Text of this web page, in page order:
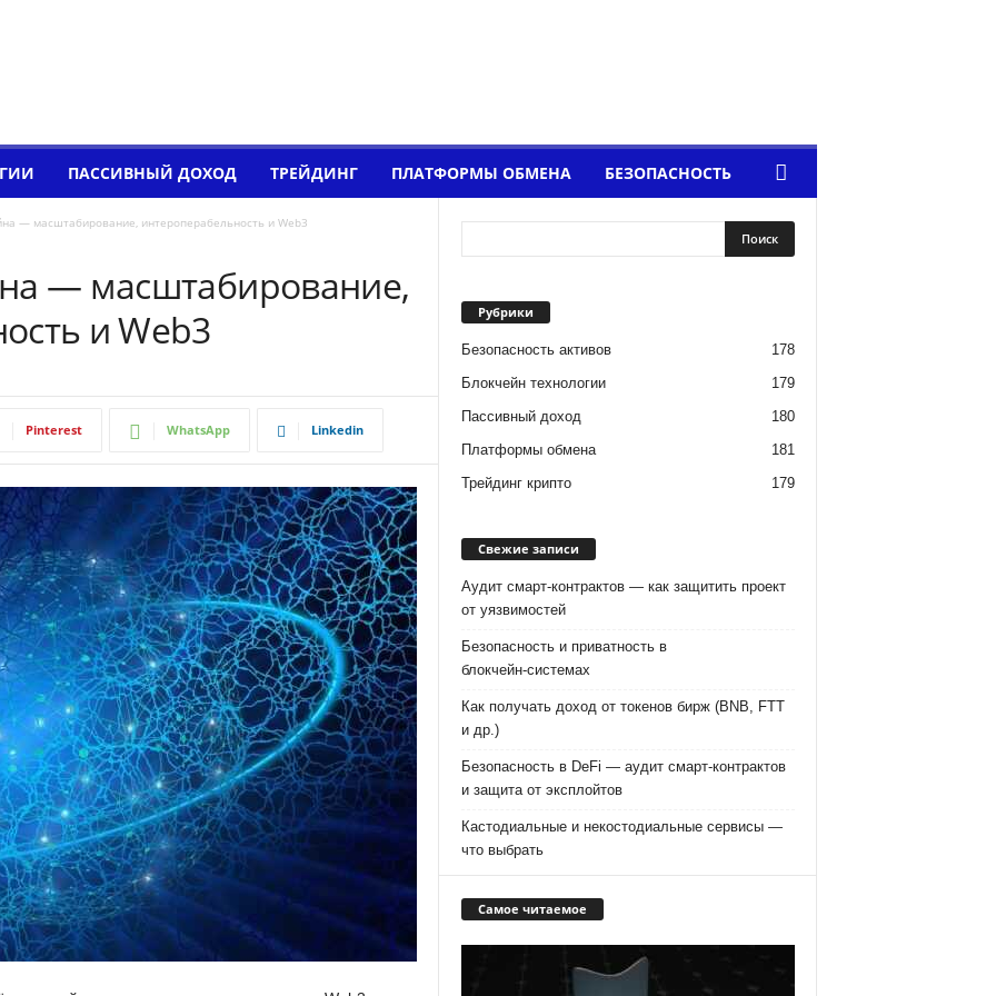
ПАССИВНЫЙ ДОХОД ТРЕЙДИНГ ПЛАТФОРМЫ ОБМЕНА БЕЗОПАСНОСТЬ
— масштабирование, интероперабельность и Web3
— масштабирование,
и Web3
Pinterest WhatsApp Linkedin
Рубрики
Безопасность активов
178
Блокчейн технологии
179
Пассивный доход
180
Платформы обмена
181
Трейдинг крипто
179
Свежие записи
Аудит смарт‑контрактов — как защитить проект
от уязвимостей
Безопасность и приватность в
блокчейн‑системах
Как получать доход от токенов бирж (BNB, FTT
и др.)
Безопасность в DeFi — аудит смарт-контрактов
и защита от эксплойтов
Кастодиальные и некостодиальные сервисы —
что выбрать
Самое читаемое